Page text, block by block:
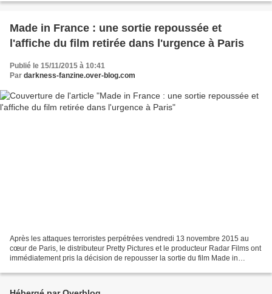
Made in France : une sortie repoussée et
l'affiche du film retirée dans l'urgence à Paris
Publié le 15/11/2015 à 10:41
Par darkness-fanzine.over-blog.com
Après les attaques terroristes perpétrées vendredi 13 novembre 2015 au
cœur de Paris, le distributeur Pretty Pictures et le producteur Radar Films ont
immédiatement pris la décision de repousser la sortie du film Made in